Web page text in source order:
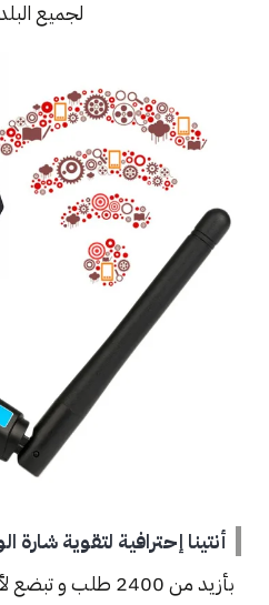
لجميع
أنتينا إحترافية لتقوية شارة
بأزيد من 2400 طلب